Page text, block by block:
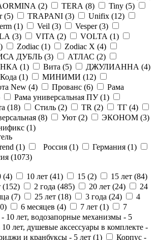
(2) TERA (8) Tiny (5)
(5) TRAPANI (3) Unifix (12)
(1) Veil (3) Vesper (3)
(3) VITA (2) VOLTA (1)
) Zodiac (1) Zodiac X (4)
ДУБЛЬ (3) АТЛАС (2)
(1) Вита (5) ДЖУЛИАННА (4)
Кода (1) МИНИМИ (12)
New (4) Прованс (6)
Рама
Рама универсальная ПУ (1)
(18) Стиль (2) ТR (2) ТГ (4)
(8) Уют (2) ЭКОНОМ (3)
(1)
(1) Россия (1) Германия (1)
(1073)
(4) 10 лет (41) 15 (2) 15 лет (84)
(152) 2 года (485) 20 лет (24)
24
(7) 25 лет (18) 3 года (24)
4
) 6 месяцев (4) 7 лет (1)
7
10 лет, водозапорные механизмы - 5
лет, душевые аксессуары в комплекте -
и кранбуксы - 5 лет (1) Корпус -